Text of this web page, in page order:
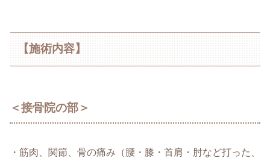
【施術内容】
＜接骨院の部＞
・筋肉、関節、骨の痛み（腰・膝・首肩・肘など打った、